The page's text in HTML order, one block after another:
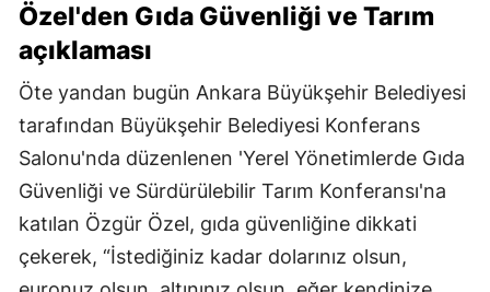
Özel'den Gıda Güvenliği ve Tarım
açıklaması
Öte yandan bugün Ankara Büyükşehir Belediyesi
tarafından Büyükşehir Belediyesi Konferans
Salonu'nda düzenlenen 'Yerel Yönetimlerde Gıda
Güvenliği ve Sürdürülebilir Tarım Konferansı'na
katılan Özgür Özel, gıda güvenliğine dikkati
çekerek, “İstediğiniz kadar dolarınız olsun,